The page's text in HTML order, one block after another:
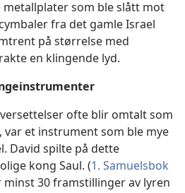
som ble slått mot
fra det gamle Israel
på størrelse med
en klingende lyd.
ofte blir omtalt som
var et instrument som ble mye
David spilte på dette
kong Saul. (1. Samuelsbok
minst 30 framstillinger av lyren